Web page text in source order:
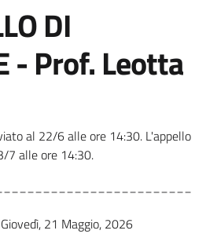
DI
- Prof. Leotta
al 22/6 alle ore 14:30. L'appello
7 alle ore 14:30.
Giovedì, 21 Maggio, 2026